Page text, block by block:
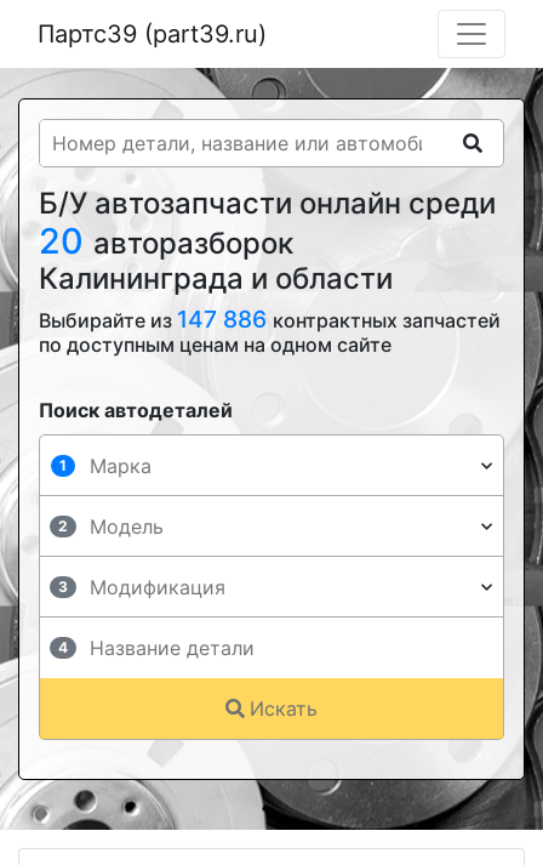
Партс39 (part39.ru)
Б/У автозапчасти онлайн среди
20 авторазборок
Калининграда и области
Выбирайте из 147 886 контрактных запчастей
по доступным ценам на одном сайте
Поиск автодеталей
1
2
3
4
Искать